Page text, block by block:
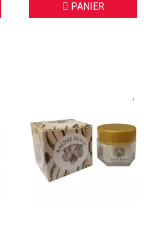
PANIER